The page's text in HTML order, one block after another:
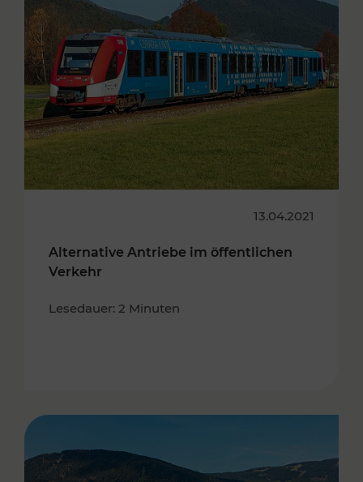
13.04.2021
Alternative Antriebe im öffentlichen
Verkehr
Lesedauer: 2 Minuten